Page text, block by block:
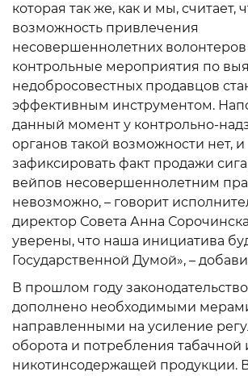
которая так же, как и мы, считает,
возможность привлечения
несовершеннолетних волонтеров
контрольные мероприятия по
недобросовестных продавцов
эффективным инструментом.
данный момент у контрольно-
органов такой возможности нет, и
зафиксировать факт продажи
вейпов несовершеннолетним
невозможно, – говорит
директор Совета Анна
уверены, что наша инициатива
Государственной Думой», –
В прошлом году
дополнено необходимыми
направленными на усиление
оборота и потребления табачной
никотинсодержащей продукции.